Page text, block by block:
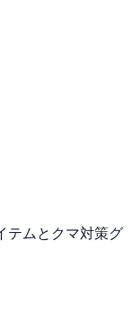
テムとクマ対策グ